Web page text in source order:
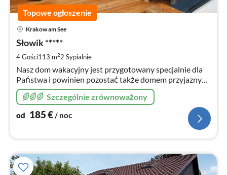
Topowe ogłoszenie
Krakow am See
Słowik *****
4 Gości113 m22 Sypialnie
Nasz dom wakacyjny jest przygotowany specjalnie dla
Państwa i powinien pozostać także domem przyjaznym
dla każdego innego gościa. W związku z tym palenie
dozwolone jest tylko na zewnątrz, a zwierzęta są
zabronione
Szczególnie zrównoważony
od 185€/ noc